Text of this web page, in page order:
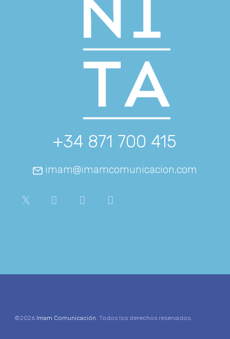
+34 871 700 415
imam@imamcomunicacion.com
©2026 Imam Comunicación. Todos los derechos reservados.